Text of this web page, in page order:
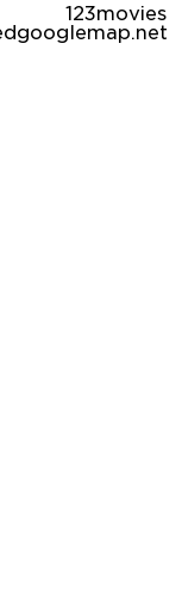
123movies